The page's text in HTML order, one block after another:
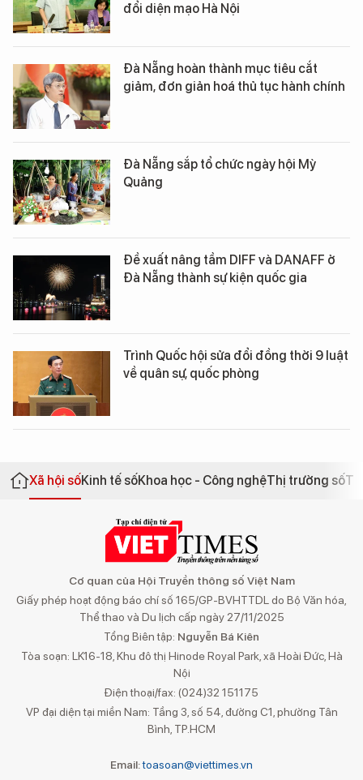
đổi diện mạo Hà Nội
Đà Nẵng hoàn thành mục tiêu cắt
giảm, đơn giản hoá thủ tục hành chính
Đà Nẵng sắp tổ chức ngày hội Mỳ
Quảng
Đề xuất nâng tầm DIFF và DANAFF ở
Đà Nẵng thành sự kiện quốc gia
Trình Quốc hội sửa đổi đồng thời 9 luật
về quân sự, quốc phòng
Xã hội sốKinh tế sốKhoa học - Công nghệThị trường số
Cơ quan của Hội Truyền thông số Việt Nam
Giấy phép hoạt động báo chí số 165/GP-BVHTTDL do Bộ Văn hóa,
Thể thao và Du lịch cấp ngày 27/11/2025
Tổng Biên tập: Nguyễn Bá Kiên
Tòa soạn: LK16-18, Khu đô thị Hinode Royal Park, xã Hoài Đức, Hà
Nội
Điện thoại/fax: (024)32 151175
VP đại diện tại miền Nam: Tầng 3, số 54, đường C1, phường Tân
Bình, TP.HCM
Email:toasoan@viettimes.vn